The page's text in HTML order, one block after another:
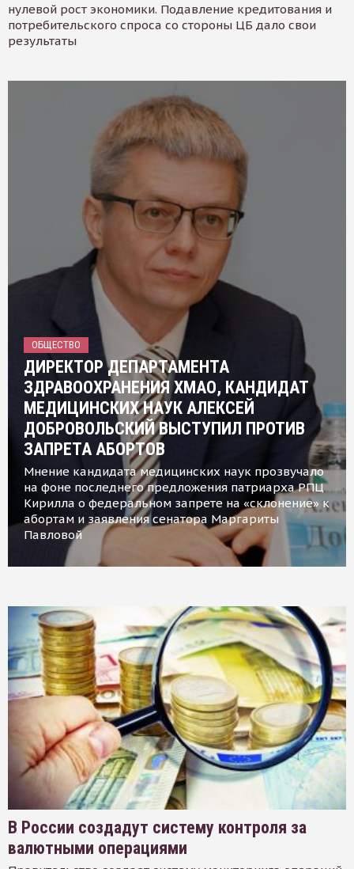
нулевой рост экономики. Подавление кредитования и
потребительского спроса со стороны ЦБ дало свои
результаты
ОБЩЕСТВО
ДИРЕКТОР ДЕПАРТАМЕНТА
ЗДРАВООХРАНЕНИЯ ХМАО, КАНДИДАТ
МЕДИЦИНСКИХ НАУК АЛЕКСЕЙ
ДОБРОВОЛЬСКИЙ ВЫСТУПИЛ ПРОТИВ
ЗАПРЕТА АБОРТОВ
Мнение кандидата медицинских наук прозвучало
на фоне последнего предложения патриарха РПЦ
Кирилла о федеральном запрете на «склонение» к
абортам и заявления сенатора Маргариты
Павловой
В России создадут систему контроля за
валютными операциями